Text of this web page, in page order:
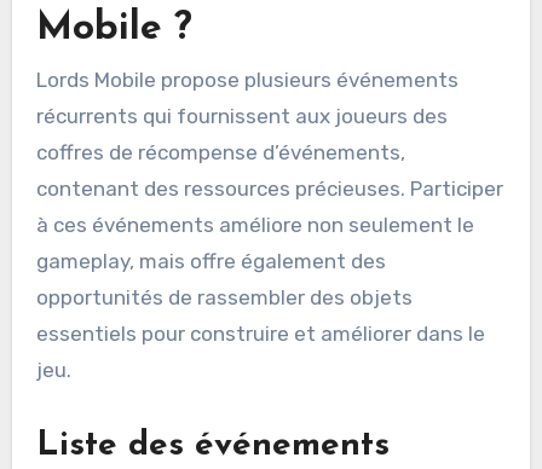
Mobile ?
Lords Mobile propose plusieurs événements
récurrents qui fournissent aux joueurs des
coffres de récompense d’événements,
contenant des ressources précieuses. Participer
à ces événements améliore non seulement le
gameplay, mais offre également des
opportunités de rassembler des objets
essentiels pour construire et améliorer dans le
jeu.
Liste des événements